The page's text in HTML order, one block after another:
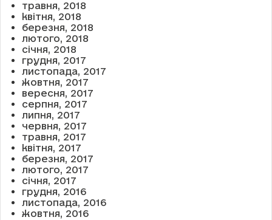
травня, 2018
квітня, 2018
березня, 2018
лютого, 2018
січня, 2018
грудня, 2017
листопада, 2017
жовтня, 2017
вересня, 2017
серпня, 2017
липня, 2017
червня, 2017
травня, 2017
квітня, 2017
березня, 2017
лютого, 2017
січня, 2017
грудня, 2016
листопада, 2016
жовтня, 2016